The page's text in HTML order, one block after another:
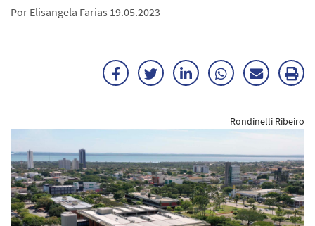
Por Elisangela Farias 19.05.2023
FacebookTwitterLinkedInWhatsApp
Enviar
E-
mail
Rondinelli Ribeiro